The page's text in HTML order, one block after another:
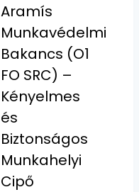
Aramís
Munkavédelmi
Bakancs (O1
FO SRC) –
Kényelmes
és
Biztonságos
Munkahelyi
Cipő